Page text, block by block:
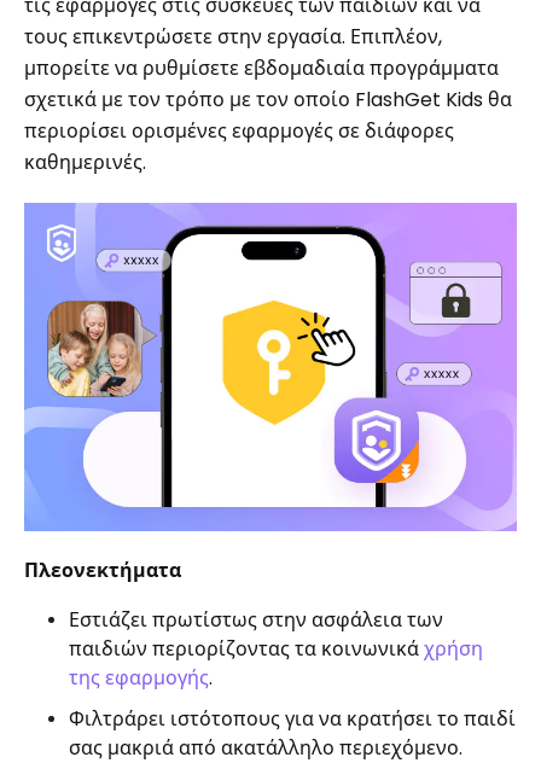
τους επικεντρώσετε στην εργασία. Επιπλέον,
μπορείτε να ρυθμίσετε εβδομαδιαία προγράμματα
σχετικά με τον τρόπο με τον οποίο FlashGet Kids θα
περιορίσει ορισμένες εφαρμογές σε διάφορες
καθημερινές.
Πλεονεκτήματα
Εστιάζει πρωτίστως στην ασφάλεια των
παιδιών περιορίζοντας τα κοινωνικάχρήση
της εφαρμογής.
Φιλτράρει ιστότοπους για να κρατήσει το παιδί
σας μακριά από ακατάλληλο περιεχόμενο.